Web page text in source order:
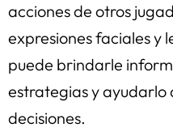
acciones de otros
expresiones faciales y
puede brindarle
estrategias y ayudarlo
decisiones.